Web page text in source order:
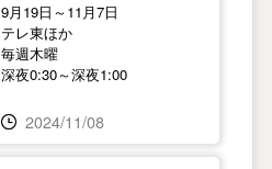
9月19日～11月7日
テレ東ほか
毎週木曜
深夜0:30～深夜1:00
2024/11/08